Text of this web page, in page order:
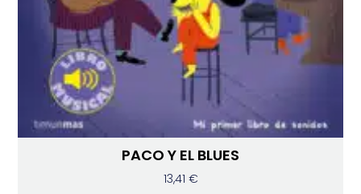
PACO Y EL BLUES
13,41 €